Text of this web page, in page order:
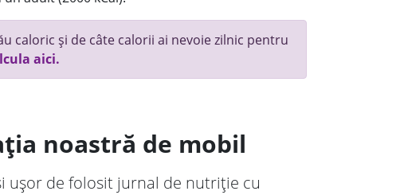
caloric și de câte calorii ai nevoie zilnic pentru
aici.
noastră de mobil
ușor de folosit jurnal de nutriție cu